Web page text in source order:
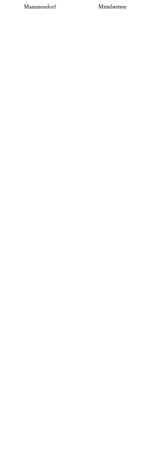
Mammendorf Mittelstetten